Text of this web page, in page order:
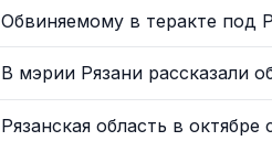
Обвиняемому в теракте под
В мэрии Рязани рассказали
Рязанская область в